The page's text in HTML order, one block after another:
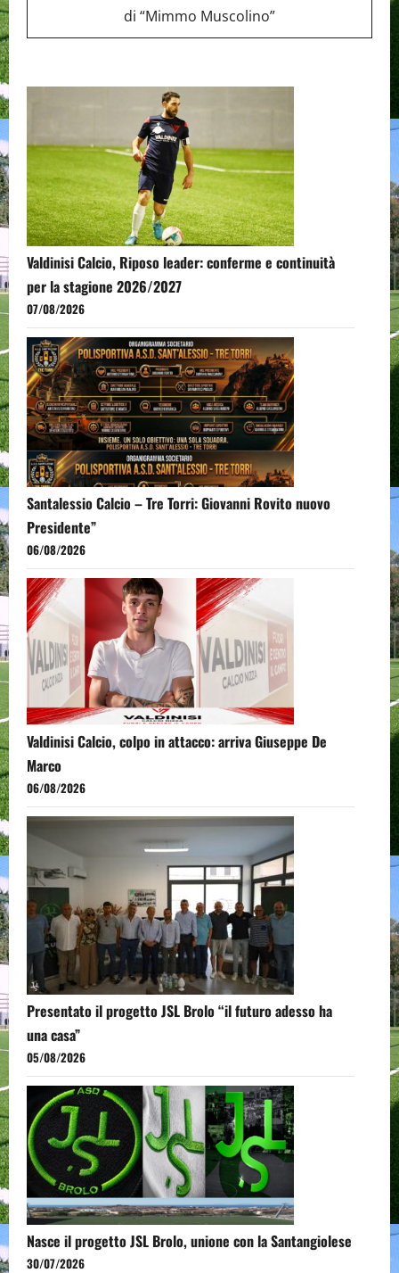
di “Mimmo Muscolino”
Valdinisi Calcio, Riposo leader: conferme e continuità
per la stagione 2026/2027
07/08/2026
Santalessio Calcio – Tre Torri: Giovanni Rovito nuovo
Presidente”
06/08/2026
Valdinisi Calcio, colpo in attacco: arriva Giuseppe De
Marco
06/08/2026
Presentato il progetto JSL Brolo “il futuro adesso ha
una casa”
05/08/2026
Nasce il progetto JSL Brolo, unione con la Santangiolese
30/07/2026